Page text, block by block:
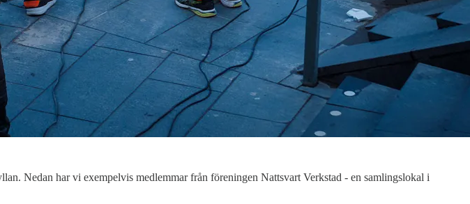
Nedan har vi exempelvis medlemmar från föreningen Nattsvart Verkstad - en samlingslokal i